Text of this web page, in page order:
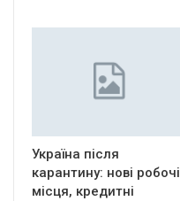
Україна після
карантину: нові робочі
місця, кредитні